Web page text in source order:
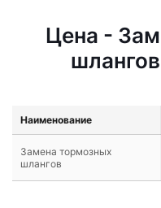
Цена -
Наименование
Замена тормозных
шлангов